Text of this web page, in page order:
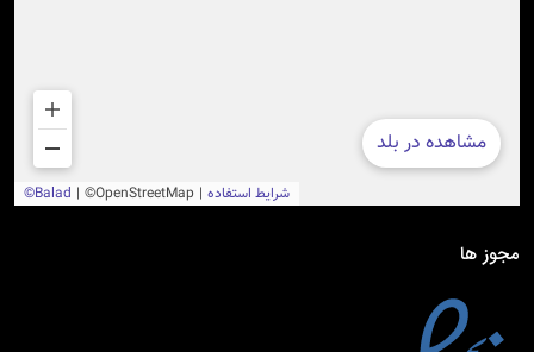
مجوز ها